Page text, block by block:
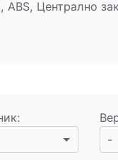
Централно
:
-